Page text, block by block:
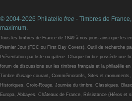
© 2004-2026 Philatelie free - Timbres de
maximum.
Tous les timbres de France de 1849 à nos jours ainsi que les
Premier Jour (FDC ou First Day Covers). Outil de recherche
Présentation par liste ou galerie. Chaque timbre possède une
forum de discussions sur les timbres français et la philatélie
Timbre d'usage courant, Commémoratifs, Sites et monuments,
Historiques, Croix-Rouge, Journée du timbre, Classiques,
Europa, Abbayes, Châteaux de France, Résistance (Héros et